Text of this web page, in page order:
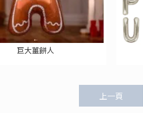
巨大薑餅人
上一頁